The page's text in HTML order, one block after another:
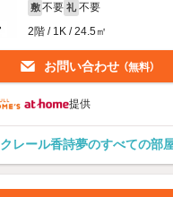
敷 不要 礼 不要
2階 / 1K / 24.5㎡
お問い合わせ （無料）
提供
クレール香詩夢のすべての部